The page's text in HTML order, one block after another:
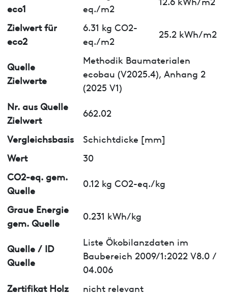
eco1
eq./m2
Zielwert für
eco2
6.31 kg CO2-
eq./m2
25.2 kWh/m2
Quelle
Zielwerte
Methodik Baumaterialen
ecobau (V2025.4), Anhang 2
(2025 V1)
Nr. aus Quelle
Zielwert
662.02
Vergleichsbasis
Schichtdicke [mm]
Wert
30
CO2-eq. gem.
Quelle
0.12 kg CO2-eq./kg
Graue Energie
gem. Quelle
0.231 kWh/kg
Quelle / ID
Quelle
Liste Ökobilanzdaten im
Baubereich 2009/1:2022 V8.0 /
04.006
Zertifikat Holz
nicht relevant